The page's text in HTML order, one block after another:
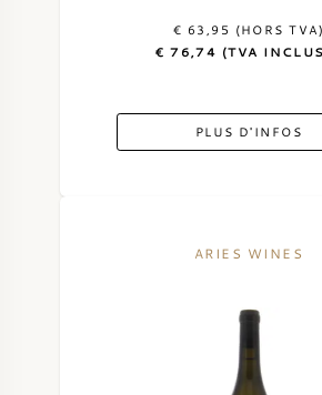
€ 63,95 (HORS TVA)
€ 76,74 (TVA
PLUS D'INFOS
ARIES WINES